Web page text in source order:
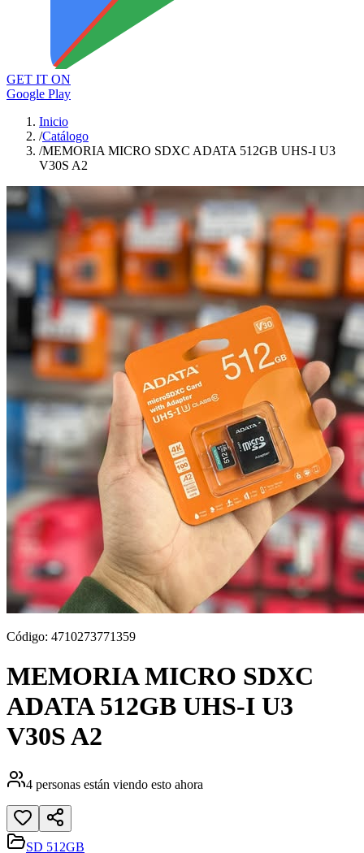
GET IT ON
Google Play
Inicio
/Catálogo
/MEMORIA MICRO SDXC ADATA 512GB UHS-I U3
V30S A2
Código: 4710273771359
MEMORIA MICRO SDXC
ADATA 512GB UHS-I U3
V30S A2
4 personas están viendo esto ahora
SD 512GB